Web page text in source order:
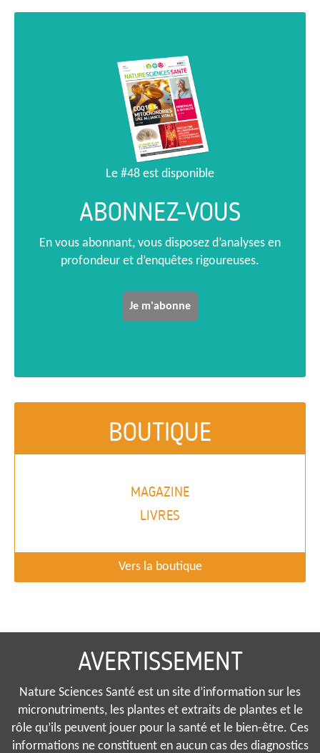
Le #48 est disponible
ABONNEZ-VOUS
En vous abonnant, vous disposez d’analyses en
profondeur et d’enquêtes rigoureuses.
Je m'abonne
BOUTIQUE
MAGAZINE
LIVRES
Vers la boutique
AVERTISSEMENT
Nature Sciences Santé est un site d’information sur les
micronutriments, les plantes et extraits de plantes et le
rôle qu’ils peuvent jouer pour la santé et le bien-être. Ces
informations ne constituent en aucun cas des diagnostics